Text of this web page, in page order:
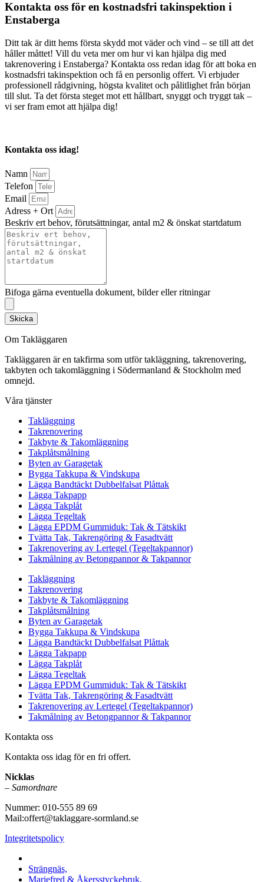
Kontakta oss för en kostnadsfri takinspektion i
Enstaberga
Ditt tak är ditt hems första skydd mot väder och vind – se till att det
håller måttet! Vill du veta mer om hur vi kan hjälpa dig med
takrenovering i Enstaberga? Kontakta oss redan idag för att boka en
kostnadsfri takinspektion och få en personlig offert. Vi erbjuder
professionell rådgivning, högsta kvalitet och pålitlighet från början
till slut. Ta det första steget mot ett hållbart, snyggt och tryggt tak –
vi ser fram emot att hjälpa dig!
Kontakta oss idag!
Namn
Telefon
Email
Adress + Ort
Beskriv ert behov, förutsättningar, antal m2 & önskat startdatum
Bifoga gärna eventuella dokument, bilder eller ritningar
Skicka
Om Takläggaren
Takläggaren är en takfirma som utför takläggning, takrenovering,
takbyten och takomläggning i Södermanland & Stockholm med
omnejd.
Våra tjänster
Takläggning
Takrenovering
Takbyte & Takomläggning
Takplåtsmålning
Byten av Garagetak
Bygga Takkupa & Vindskupa
Lägga Bandtäckt Dubbelfalsat Plåttak
Lägga Takpapp
Lägga Takplåt
Lägga Tegeltak
Lägga EPDM Gummiduk: Tak & Tätskikt
Tvätta Tak, Takrengöring & Fasadtvätt
Takrenovering av Lertegel (Tegeltakpannor)
Takmålning av Betongpannor & Takpannor
Takläggning
Takrenovering
Takbyte & Takomläggning
Takplåtsmålning
Byten av Garagetak
Bygga Takkupa & Vindskupa
Lägga Bandtäckt Dubbelfalsat Plåttak
Lägga Takpapp
Lägga Takplåt
Lägga Tegeltak
Lägga EPDM Gummiduk: Tak & Tätskikt
Tvätta Tak, Takrengöring & Fasadtvätt
Takrenovering av Lertegel (Tegeltakpannor)
Takmålning av Betongpannor & Takpannor
Kontakta oss
Kontakta oss idag för en fri offert.
Nicklas
– Samordnare
Nummer: 010-555 89 69
Mail:offert@taklaggare-sormland.se
Integritetspolicy
Strängnäs,
Mariefred & Åkersstyckebruk,